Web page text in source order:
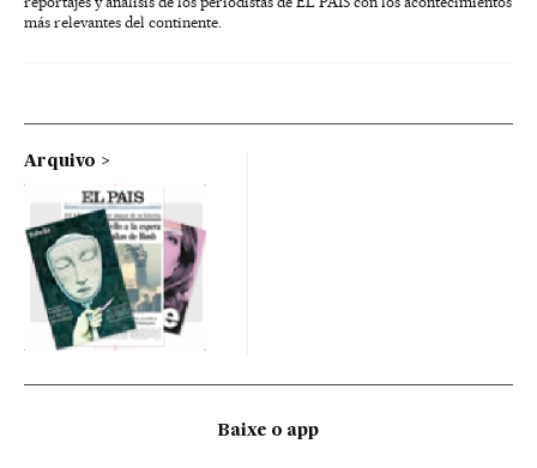
más relevantes del continente.
Arquivo
Baixe o app